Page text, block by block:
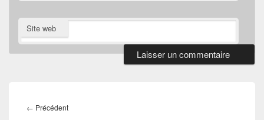
Site web
de
← PrécédentArticle